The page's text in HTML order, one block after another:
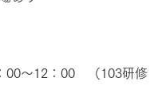
00～12：00　（103研修